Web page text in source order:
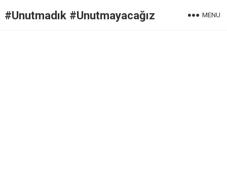
#Unutmadık #Unutmayacağız MENU